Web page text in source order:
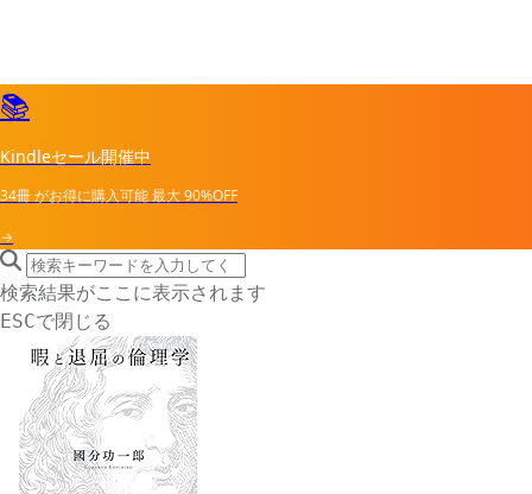
📚
Kindleセール開催中
34冊がお得に購入可能最大90%OFF
→
search icon
サイト内検索
検索結果がここに表示されます
ESCで閉じる